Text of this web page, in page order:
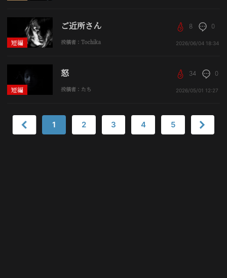
短編
ご近所さん
投稿者：Tochika
8 0
2026/06/04 18:34
短編
怒
投稿者：たち
34 0
2026/05/01 12:27
1 2 3 4 5